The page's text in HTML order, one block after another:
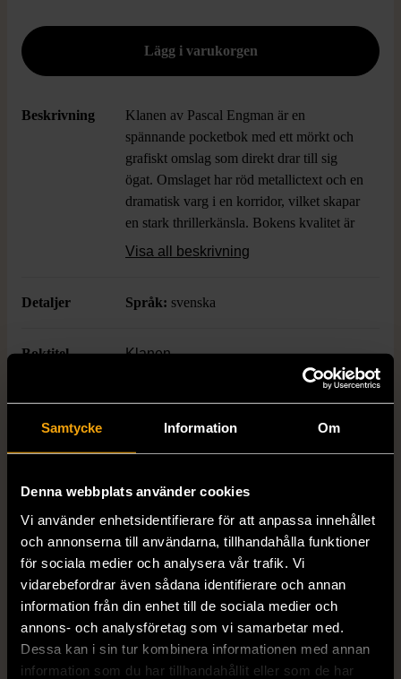
Samtycke Information Om
Denna webbplats använder cookies
Vi använder enhetsidentifierare för att anpassa innehållet
och annonserna till användarna, tillhandahålla funktioner
för sociala medier och analysera vår trafik. Vi
vidarebefordrar även sådana identifierare och annan
information från din enhet till de sociala medier och
annons- och analysföretag som vi samarbetar med.
Dessa kan i sin tur kombinera informationen med annan
information som du har tillhandahållit eller som de har
Beskrivning
Klanen av Pascal Engman är en
spännande pocketbok med ett mörkt och
grafiskt omslag som direkt drar till sig
ögat. Omslaget har röd metallictext och en
dramatisk varg i en korridor, vilket skapar
en stark thrillerkänsla. Bokens kvalitet är
mycket god, pärmen och sidorna ser
djup.
Visa all beskrivning
Detaljer Språk: svenska
Boktitel Klanen
Författare Pascal Engman
ISBN 978-91-89928-14-5
Produkten är sparsamt använd, är av fin
kvalitet och ska inte ha några skador eller
förslitningar.
Läs mer om hur vi bedömer